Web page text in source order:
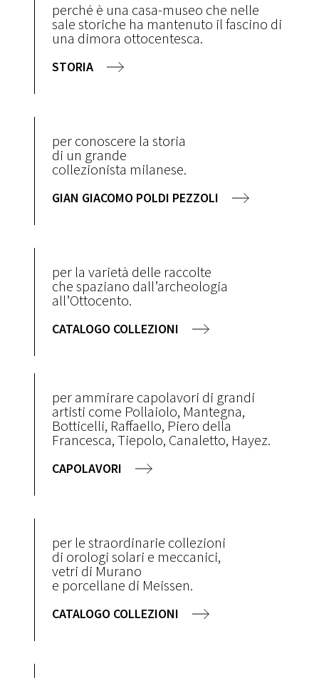
perché è una casa-museo che nelle
sale storiche ha mantenuto il fascino di
una dimora ottocentesca.
STORIA
per conoscere la storia
di un grande
collezionista milanese.
GIAN GIACOMO POLDI PEZZOLI
per la varietà delle raccolte
che spaziano dall’archeologia
all’Ottocento.
CATALOGO COLLEZIONI
per ammirare capolavori di grandi
artisti come Pollaiolo, Mantegna,
Botticelli, Raffaello, Piero della
Francesca, Tiepolo, Canaletto, Hayez.
CAPOLAVORI
per le straordinarie collezioni
di orologi solari e meccanici,
vetri di Murano
e porcellane di Meissen.
CATALOGO COLLEZIONI